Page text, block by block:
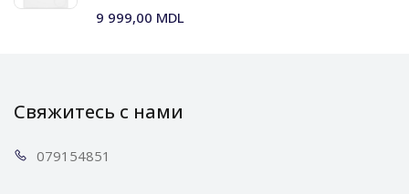
9 999,00 MDL
Свяжитесь с нами
0791 54851